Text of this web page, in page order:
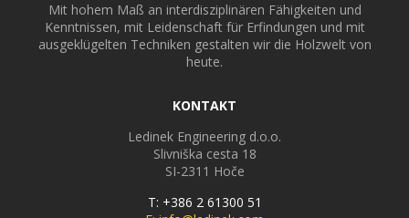
Mit hohem Maß an interdisziplinären Fähigkeiten und
Kenntnissen, mit Leidenschaft für Erfindungen und mit
ausgeklügelten Techniken gestalten wir die Holzwelt von
heute.
KONTAKT
Ledinek Engineering d.o.o.
Slivniška cesta 18
SI-2311 Hoče
T: +386 2 61300 51